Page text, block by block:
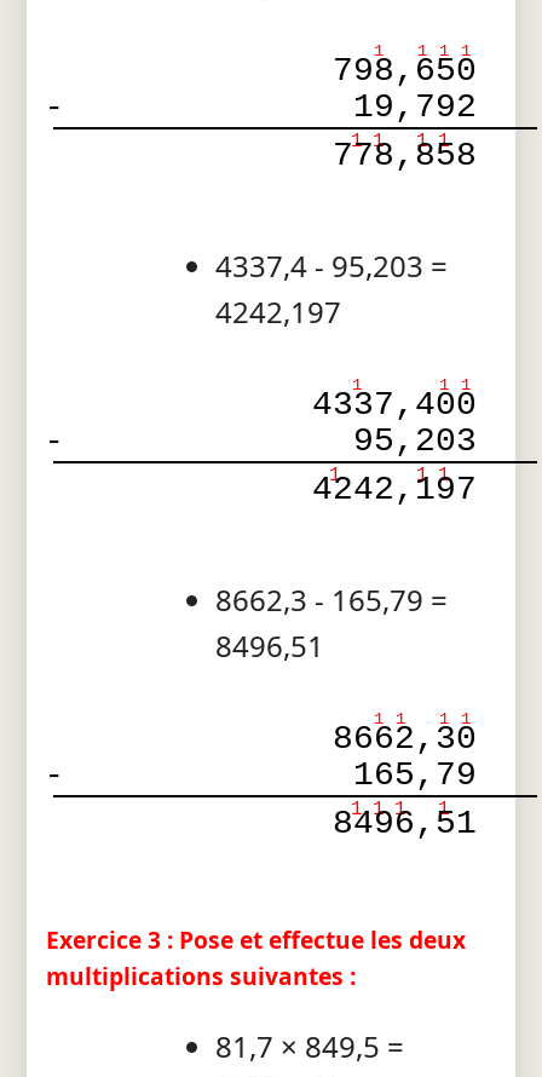
1 1 1 1
798,650
-
19,792
1 1 1 1
778,858
4337,4 - 95,203 =
4242,197
1 1 1
4337,400
-
95,203
1 1 1
4242,197
8662,3 - 165,79 =
8496,51
1 1 1 1
8662,30
-
165,79
1 1 1 1
8496,51
Exercice 3 : Pose et effectue les deux
multiplications suivantes :
81,7 × 849,5 =